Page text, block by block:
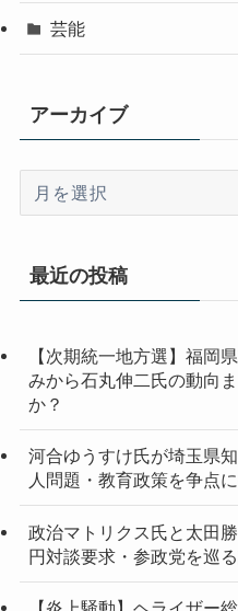
芸能
アーカイブ
イ
最近の投稿
【次期統一地方選】福岡
みから石丸伸二氏の動向
か？
河合ゆうすけ氏が埼玉県
人問題・教育政策を争点
政治マトリクス氏と太田
円対談要求・参政党を巡